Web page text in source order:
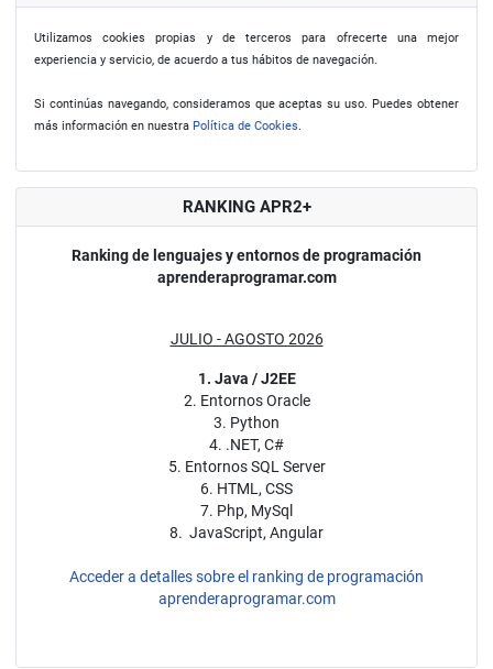
Utilizamos cookies propias y de terceros para ofrecerte una mejor
experiencia y servicio, de acuerdo a tus hábitos de navegación.
Si continúas navegando, consideramos que aceptas su uso. Puedes obtener
más información en nuestra Política de Cookies.
RANKING APR2+
Ranking de lenguajes y entornos de programación
aprenderaprogramar.com
JULIO - AGOSTO 2026
1. Java / J2EE
2. Entornos Oracle
3. Python
4. .NET, C#
5. Entornos SQL Server
6. HTML, CSS
7. Php, MySql
8. JavaScript, Angular
Acceder a detalles sobre el ranking de programación
aprenderaprogramar.com